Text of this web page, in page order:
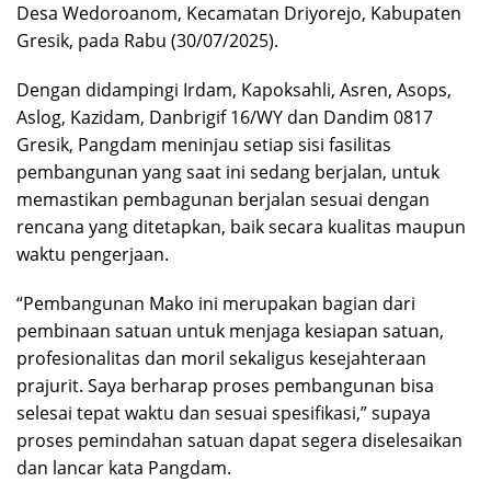
Desa Wedoroanom, Kecamatan Driyorejo, Kabupaten
Gresik, pada Rabu (30/07/2025).
Dengan didampingi Irdam, Kapoksahli, Asren, Asops,
Aslog, Kazidam, Danbrigif 16/WY dan Dandim 0817
Gresik, Pangdam meninjau setiap sisi fasilitas
pembangunan yang saat ini sedang berjalan, untuk
memastikan pembagunan berjalan sesuai dengan
rencana yang ditetapkan, baik secara kualitas maupun
waktu pengerjaan.
“Pembangunan Mako ini merupakan bagian dari
pembinaan satuan untuk menjaga kesiapan satuan,
profesionalitas dan moril sekaligus kesejahteraan
prajurit. Saya berharap proses pembangunan bisa
selesai tepat waktu dan sesuai spesifikasi,” supaya
proses pemindahan satuan dapat segera diselesaikan
dan lancar kata Pangdam.